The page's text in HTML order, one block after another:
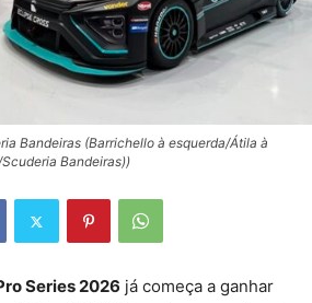
Bandeiras (Barrichello à esquerda/Átila à
Bandeiras))
Series 2026 já começa a ganhar